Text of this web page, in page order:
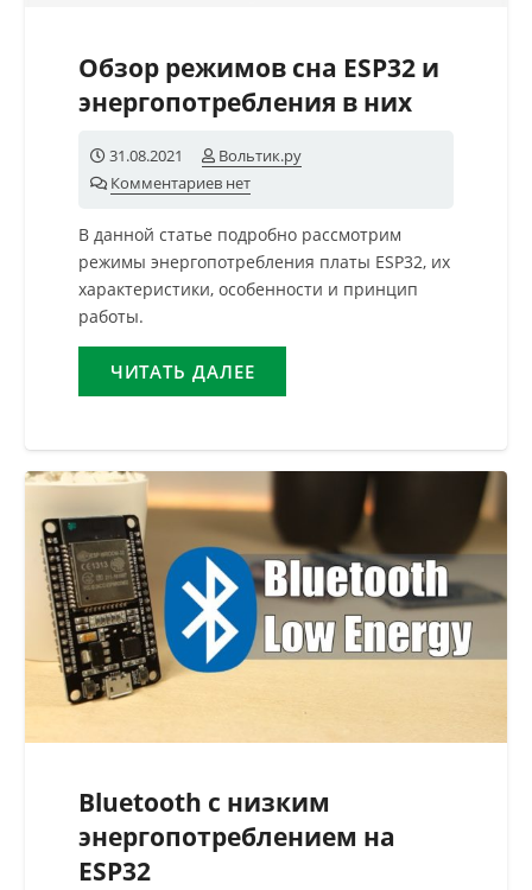
Обзор режимов сна ESP32 и
энергопотребления в них
31.08.2021
Вольтик.ру
Комментариев нет
В данной статье подробно рассмотрим
режимы энергопотребления платы ESP32, их
характеристики, особенности и принцип
работы.
ЧИТАТЬ ДАЛЕЕ
Bluetooth с низким
энергопотреблением на
ESP32